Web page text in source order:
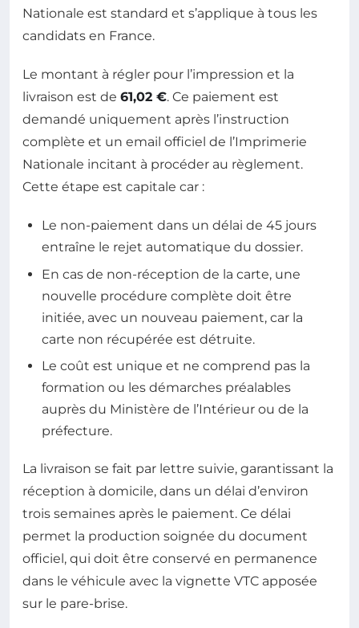
Nationale est standard et s’applique à tous les
candidats en France.
Le montant à régler pour l’impression et la
livraison est de 61,02 €. Ce paiement est
demandé uniquement après l’instruction
complète et un email officiel de l’Imprimerie
Nationale incitant à procéder au règlement.
Cette étape est capitale car :
Le non-paiement dans un délai de 45 jours
entraîne le rejet automatique du dossier.
En cas de non-réception de la carte, une
nouvelle procédure complète doit être
initiée, avec un nouveau paiement, car la
carte non récupérée est détruite.
Le coût est unique et ne comprend pas la
formation ou les démarches préalables
auprès du Ministère de l’Intérieur ou de la
préfecture.
La livraison se fait par lettre suivie, garantissant la
réception à domicile, dans un délai d’environ
trois semaines après le paiement. Ce délai
permet la production soignée du document
officiel, qui doit être conservé en permanence
dans le véhicule avec la vignette VTC apposée
sur le pare-brise.